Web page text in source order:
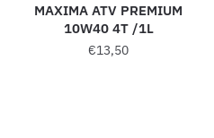
MAXIMA ATV PREMIUM
10W40 4T /1L
€13,50